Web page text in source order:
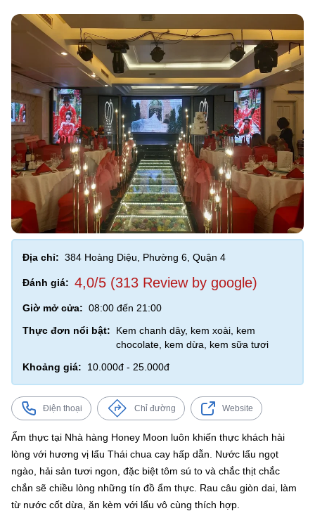
Địa chỉ: 384 Hoàng Diệu, Phường 6, Quận 4
Đánh giá: 4,0/5 (313 Review by google)
Giờ mở cửa: 08:00 đến 21:00
Thực đơn nổi bật:
Kem chanh dây, kem xoài, kem
chocolate, kem dừa, kem sữa tươi
Khoảng giá:
10.000đ - 25.000đ
Điện thoại Chỉ đường Website
Ẩm thực tại Nhà hàng Honey Moon luôn khiến thực khách hài
lòng với hương vị lẩu Thái chua cay hấp dẫn. Nước lẩu ngọt
ngào, hải sản tươi ngon, đặc biệt tôm sú to và chắc thịt chắc
chắn sẽ chiều lòng những tín đồ ẩm thực. Rau câu giòn dai, làm
từ nước cốt dừa, ăn kèm với lẩu vô cùng thích hợp.